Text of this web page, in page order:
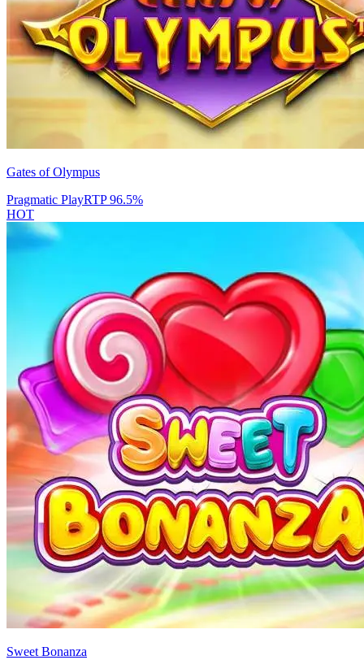
Gates of Olympus
Pragmatic PlayRTP96.5%
HOT
Sweet Bonanza